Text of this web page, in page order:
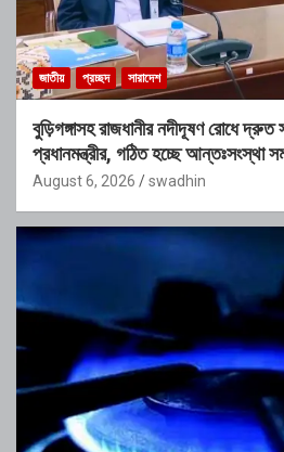
জাতীয় প্রচ্ছদ সারাদেশ
বুড়িগঙ্গাসহ রাজধানীর নদীদূষণ রোধে দ্রুত
প্রধানমন্ত্রীর, গঠিত হচ্ছে আন্তঃসংস্থা
August 6, 2026 swadhin